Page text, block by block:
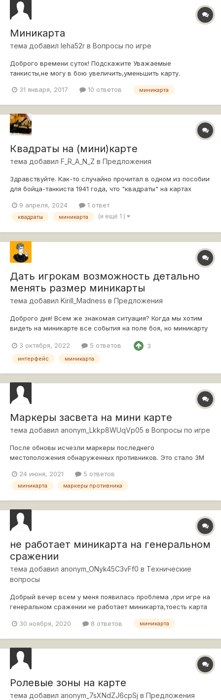
Миникарта
тема добавил leha52r в Вопросы по игре
Доброго времени суток! Подскажите Уважаемые
танкисты,не могу в бою увеличить,уменьшить карту.
только кнопка скрыть карту. Недавно пришлось
осталась.P.S. Из модов только Батл Асистант. но пр...
31 января, 2017 10 ответов миникарта
Квадраты на (мини)карте
тема добавил F_R_A_N_Z в Предложения
Здравствуйте. Как-то случайно прочитал в одном из пособии
для бойца-танкиста 1941 года, что "квадраты" на картах
прилагался специальный простейший "координатомер", а
иногда даже компас). Так вот в игре "квадраты"
9 апреля, 2024 1 ответ
квадраты миникарта (и ещё 1 )
Дать игрокам возможность детально
менять размер миникарты
тема добавил Kirill_Madness в Предложения
Доброго дня! Всем же знакомая ситуация? Когда мы хотим
видеть на миникарте все события на поле боя, но миникарту
закрывает 1\4 часть экрана и обзор. Когда уже делаем на "-"
на 1 значение размер меньше. То она кажется какой то
3 октября, 2022 5 ответов 3
интерфейс миникарта
Маркеры засвета на мини карте
тема добавил anonym_Lkkp8WUqVp05 в Вопросы по игре
После обновы исчезли маркеры последнего
местоположения обнаруженных противников. Это стало ЗМ
24 июня, 2021
5 ответов
миникарта маркеры противника
не работает миникарта на генеральном
сражении
тема добавил anonym_ONyk45C3vFf0 в Технические
вопросы
Добрый вечер всем у меня появилась проблема ,при игре на
генеральном сражении не работает миникарта,тоесть карта
какбы есть ,но она пустая,не видно ничего и никого) p.s
проверял как на чистом клиенте, так и на клиенте с мод пак
30 ноября, 2020 8 ответов миникарта
Ролевые зоны на карте
тема добавил anonym_7sXNdZJ6cpSj в Предложения